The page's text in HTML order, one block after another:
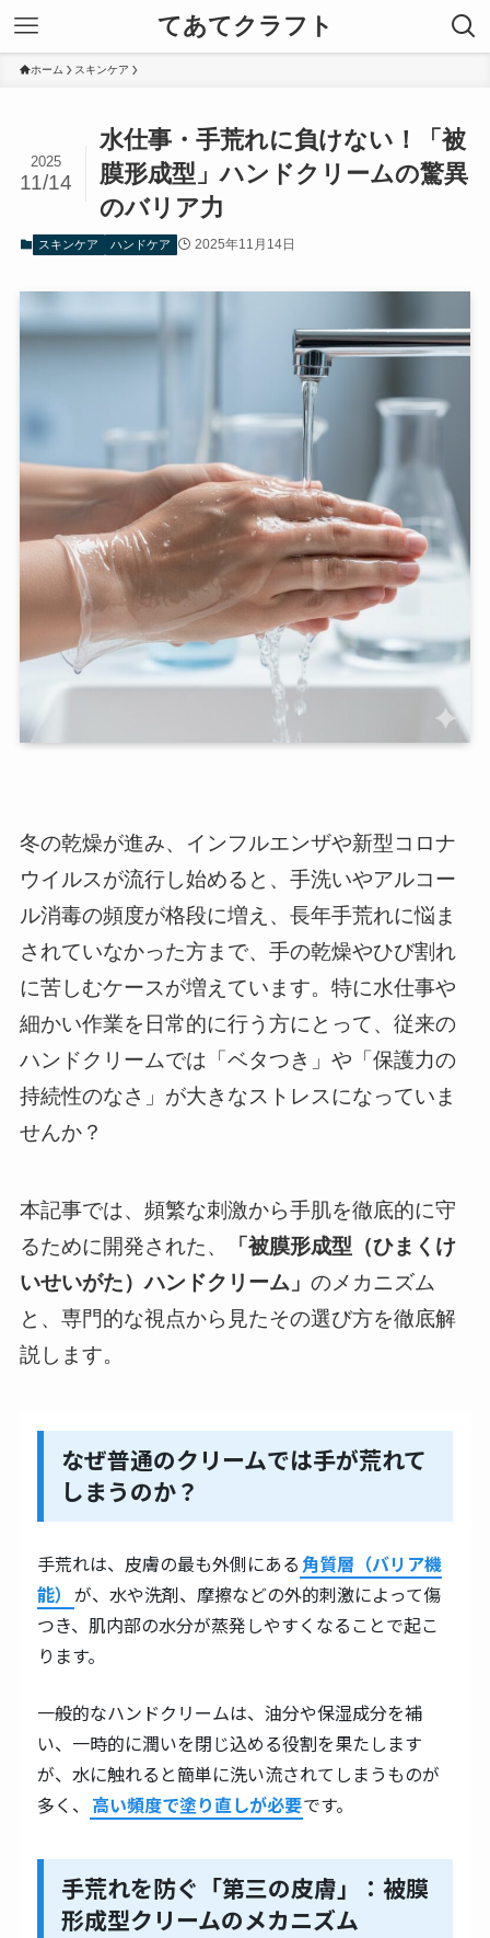
てあてクラフト
ホーム スキンケア
水仕事・手荒れに負けない！「被
膜形成型」ハンドクリームの驚異
のバリア力
2025
11/14
スキンケア ハンドケア 2025年11月14日
冬の乾燥が進み、インフルエンザや新型コロナ
ウイルスが流行し始めると、手洗いやアルコー
ル消毒の頻度が格段に増え、長年手荒れに悩ま
されていなかった方まで、手の乾燥やひび割れ
に苦しむケースが増えています。特に水仕事や
細かい作業を日常的に行う方にとって、従来の
ハンドクリームでは「ベタつき」や「保護力の
持続性のなさ」が大きなストレスになっていま
せんか？
本記事では、頻繁な刺激から手肌を徹底的に守
るために開発された、
「被膜形成型（ひまくけ
いせいがた）ハンドクリーム」 のメカニズム
と、専門的な視点から見たその選び方を徹底解
説します。
なぜ普通のクリームでは手が荒れて
しまうのか？
手荒れは、皮膚の最も外側にある 角質層（バリア機
能） が、水や洗剤、摩擦などの外的刺激によって傷
つき、肌内部の水分が蒸発しやすくなることで起こ
ります。
一般的なハンドクリームは、油分や保湿成分を補
い、一時的に潤いを閉じ込める役割を果たします
が、水に触れると簡単に洗い流されてしまうものが
多く、 高い頻度で塗り直しが必要です。
手荒れを防ぐ「第三の皮膚」：被膜
形成型クリームのメカニズム